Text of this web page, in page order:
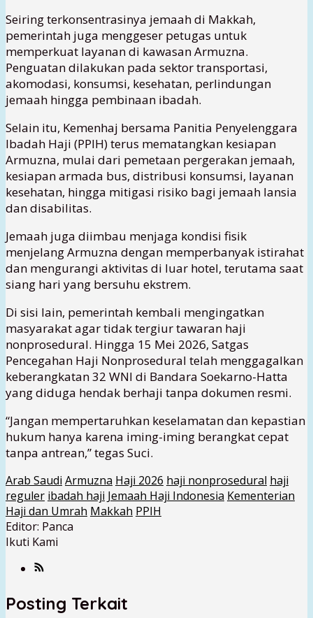
Seiring terkonsentrasinya jemaah di Makkah,
pemerintah juga menggeser petugas untuk
memperkuat layanan di kawasan Armuzna.
Penguatan dilakukan pada sektor transportasi,
akomodasi, konsumsi, kesehatan, perlindungan
jemaah hingga pembinaan ibadah.
Selain itu, Kemenhaj bersama Panitia Penyelenggara
Ibadah Haji (PPIH) terus mematangkan kesiapan
Armuzna, mulai dari pemetaan pergerakan jemaah,
kesiapan armada bus, distribusi konsumsi, layanan
kesehatan, hingga mitigasi risiko bagi jemaah lansia
dan disabilitas.
Jemaah juga diimbau menjaga kondisi fisik
menjelang Armuzna dengan memperbanyak istirahat
dan mengurangi aktivitas di luar hotel, terutama saat
siang hari yang bersuhu ekstrem.
Di sisi lain, pemerintah kembali mengingatkan
masyarakat agar tidak tergiur tawaran haji
nonprosedural. Hingga 15 Mei 2026, Satgas
Pencegahan Haji Nonprosedural telah menggagalkan
keberangkatan 32 WNI di Bandara Soekarno-Hatta
yang diduga hendak berhaji tanpa dokumen resmi.
“Jangan mempertaruhkan keselamatan dan kepastian
hukum hanya karena iming-iming berangkat cepat
tanpa antrean,” tegas Suci.
Arab Saudi Armuzna Haji 2026 haji nonprosedural haji
reguler ibadah haji Jemaah Haji Indonesia Kementerian
Haji dan Umrah Makkah PPIH
Editor: Panca
Ikuti Kami
Posting Terkait